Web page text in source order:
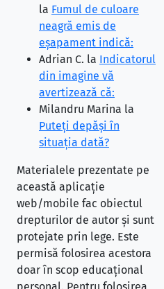
la Fumul de culoare
neagră emis de
eşapament indică:
Adrian C. la Indicatorul
din imagine vă
avertizează că:
Milandru Marina la
Puteţi depăşi în
situaţia dată?
Materialele prezentate pe
această aplicație
web/mobile fac obiectul
drepturilor de autor și sunt
protejate prin lege. Este
permisă folosirea acestora
doar în scop educațional